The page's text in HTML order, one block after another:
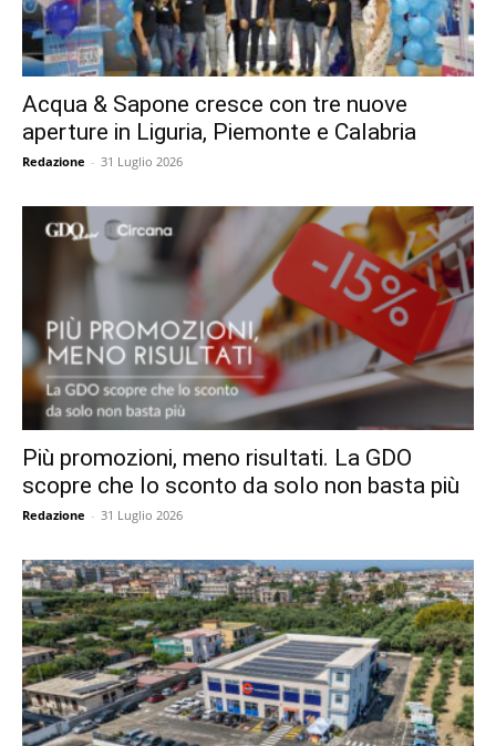
Acqua & Sapone cresce con tre nuove
aperture in Liguria, Piemonte e Calabria
Redazione - 31 Luglio 2026
Più promozioni, meno risultati. La GDO
scopre che lo sconto da solo non basta più
Redazione - 31 Luglio 2026